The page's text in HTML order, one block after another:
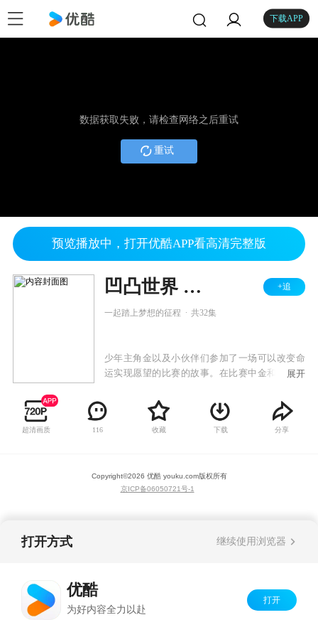
下载APP
数据获取失败，请检查网络之后重试
重试
预览播放中，打开优酷APP看高清完整版
凹凸世界 第一季 +追
一起踏上梦想的征程 共32集
少年主角金以及小伙伴们参加了一场可以改变命
运实现愿望的比赛的故事。在比赛中金和他的小
一个敌人，来到了异常强大的对手面前，他们的
命运将会如何发展？随着大赛中各怀心思的参赛
者们之间的角逐，比赛的走向又会发生哪些改变
展开
超清画质 116 收藏 下载 分享
Copyright©2026 优酷 youku.com版权所有
京ICP备06050721号-1
打开方式 继续使用浏览器
优酷
为好内容全力以赴
打开